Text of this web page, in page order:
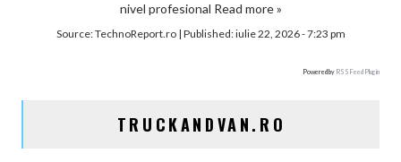
nivel profesional Read more »
Source:TechnoReport.ro| Published:iulie 22, 2026 - 7:23 pm
Powered by RSS Feed Plugin
TRUCKANDVAN.RO